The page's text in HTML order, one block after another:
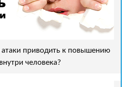
атаки приводить к повышению
человека?